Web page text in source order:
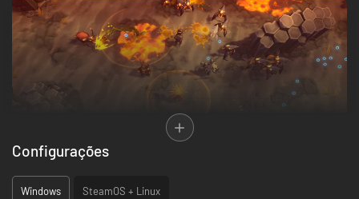
COOPERATIVO PARA 1 a 4 JOGADORES
ama com a velha e boa loucura multijogador. Lute contra milhares de
Configurações
Windows SteamOS + Linux